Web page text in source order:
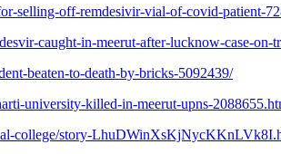
selling-off-remdesivir-vial-of-covid-patient-
caught-in-meerut-after-lucknow-case-
beaten-to-death-by-bricks-5092439/
university-killed-in-meerut-upns-
college/story-